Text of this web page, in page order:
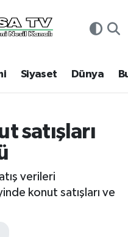
Siyaset Dünya
satışları
verileri
konut satışları ve
Fikstür